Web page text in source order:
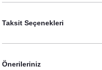
Taksit Seçenekleri
Önerileriniz